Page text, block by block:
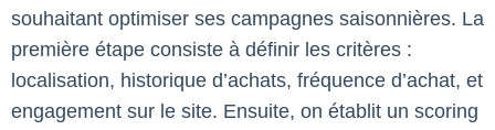
souhaitant optimiser ses campagnes saisonnières. La
première étape consiste à définir les critères :
localisation, historique d’achats, fréquence d’achat, et
engagement sur le site. Ensuite, on établit un scoring